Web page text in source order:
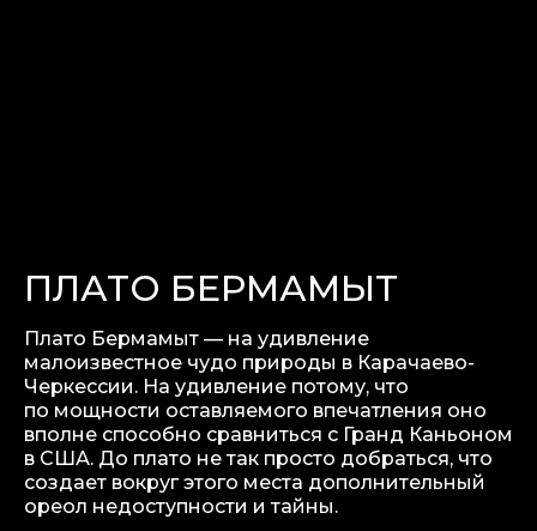
ПЛАТО БЕРМАМЫТ
Плато Бермамыт — на удивление
малоизвестное чудо природы в Карачаево-
Черкессии. На удивление потому, что
по мощности оставляемого впечатления оно
вполне способно сравниться с Гранд Каньоном
в США. До плато не так просто добраться, что
создает вокруг этого места дополнительный
ореол недоступности и тайны.